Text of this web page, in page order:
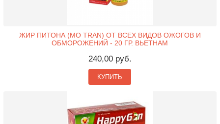
ЖИР ПИТОНА (MO TRAN) ОТ ВСЕХ ВИДОВ ОЖОГОВ И
ОБМОРОЖЕНИЙ - 20 ГР. ВЬЕТНАМ
240,00 руб.
КУПИТЬ